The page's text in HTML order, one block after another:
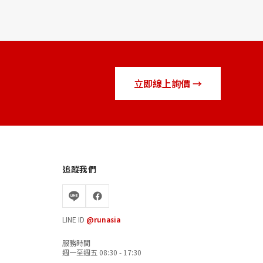
立即線上詢價 →
追蹤我們
LINE ID @runasia
服務時間
週一至週五 08:30 - 17:30